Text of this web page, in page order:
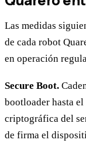
Las medidas
de cada robot
en operación
Secure Boot.
bootloader hasta
criptográfica del
de firma el